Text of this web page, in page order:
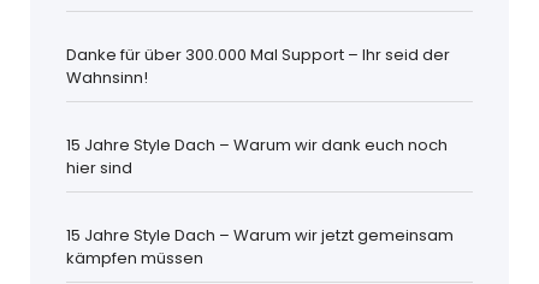
Danke für über 300.000 Mal Support – Ihr seid der
Wahnsinn!
15 Jahre Style Dach – Warum wir dank euch noch
hier sind
15 Jahre Style Dach – Warum wir jetzt gemeinsam
kämpfen müssen